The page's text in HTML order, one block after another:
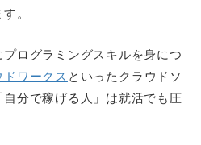
。
ログラミングスキルを身につ
ドワークス といったクラウドソ
分で稼げる人」は就活でも圧